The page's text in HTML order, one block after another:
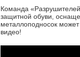
Команда
защитной обуви,
металлоподносок
видео!